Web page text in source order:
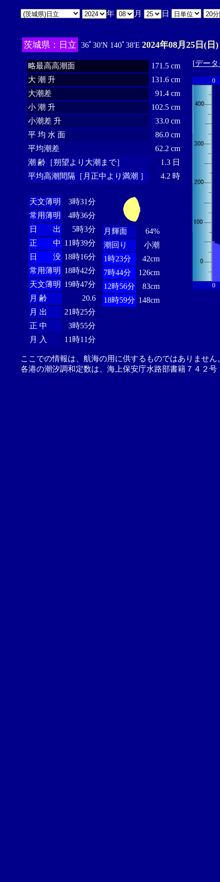
年 月 日
茨城県：日立 36ﾟ30'N 140ﾟ38'E 2024年08月25日(日)
略最高高潮面
171.5 cm
大 潮 升
131.6 cm
大潮差
91.4 cm
小 潮 升
102.5 cm
小潮差 升
33.0 cm
平 均 水 面
86.0 cm
平均潮差
62.2 cm
潮 齢［朔望より大潮まで］
1.3 日
平均高潮間隔［月正中より満潮 ］
4.2 時
天文薄明
3時31分
常用薄明
4時36分
日 出
5時3分
正 中 11時39分
日 没 18時16分
常用薄明 18時42分
天文薄明 19時47分
月 齢
20.6
月 出
21時25分
正 中
3時55分
月 入
11時11分
月輝面
64%
潮回り
小潮
1時23分
42cm
7時44分
126cm
12時56分
83cm
18時59分 148cm
[デー
0
0
ここでの情報は、航海の用に供するものではありませ
各港の潮汐調和定数は、海上保安庁水路部書籍７４２